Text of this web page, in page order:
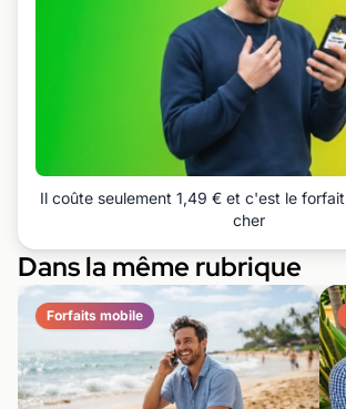
Il coûte seulement 1,49 € et c'est le
cher
Dans la même rubrique
Forfaits mobile